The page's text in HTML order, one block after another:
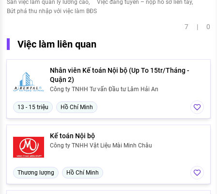
Săn việc làm quản lý lương cao
Việc đang tuyển – nộp hồ sơ liền tay
Bứt phá thu nhập với việc làm BĐS
7 | 0
Việc làm liên quan
Nhân viên Kế toán Nội bộ (Up To 15tr/Tháng -
Quận 2)
Công ty TNHH Tư vấn Đầu tư Lâm Hải An
13 - 15 triệu Hồ Chí Minh
Kế toán Nội bộ
Công ty TNHH Vật Liệu Mài Minh Châu
Thương lượng Hồ Chí Minh